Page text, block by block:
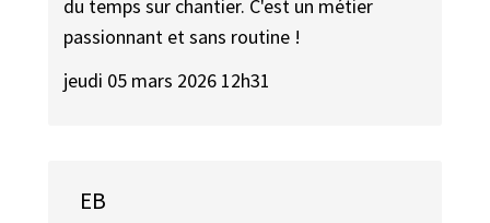
du temps sur chantier. C'est un métier
passionnant et sans routine !
jeudi 05 mars 2026 12h31
EB